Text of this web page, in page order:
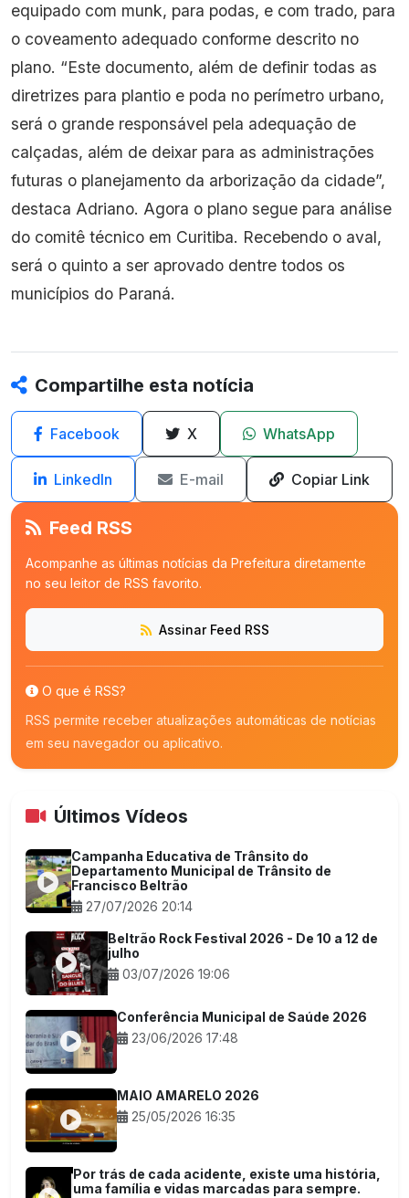
equipado com munk, para podas, e com trado, para
o coveamento adequado conforme descrito no
plano. “Este documento, além de definir todas as
diretrizes para plantio e poda no perímetro urbano,
será o grande responsável pela adequação de
calçadas, além de deixar para as administrações
futuras o planejamento da arborização da cidade”,
destaca Adriano. Agora o plano segue para análise
do comitê técnico em Curitiba. Recebendo o aval,
será o quinto a ser aprovado dentre todos os
municípios do Paraná.
Compartilhe esta notícia
Facebook X WhatsApp
LinkedIn E-mail Copiar Link
Feed RSS
Acompanhe as últimas notícias da Prefeitura diretamente
no seu leitor de RSS favorito.
Assinar Feed RSS
O que é RSS?
RSS permite receber atualizações automáticas de notícias
em seu navegador ou aplicativo.
Últimos Vídeos
Campanha Educativa de Trânsito do
Departamento Municipal de Trânsito de
Francisco Beltrão
27/07/2026 20:14
Beltrão Rock Festival 2026 - De 10 a 12 de
julho
03/07/2026 19:06
Conferência Municipal de Saúde 2026
23/06/2026 17:48
MAIO AMARELO 2026
25/05/2026 16:35
Por trás de cada acidente, existe uma história,
uma família e vidas marcadas para sempre.